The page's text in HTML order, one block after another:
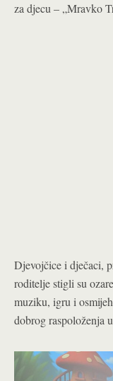
za djecu – „Mravko
Djevojčice i dječaci,
roditelje stigli su
muziku, igru i
dobrog raspoloženja